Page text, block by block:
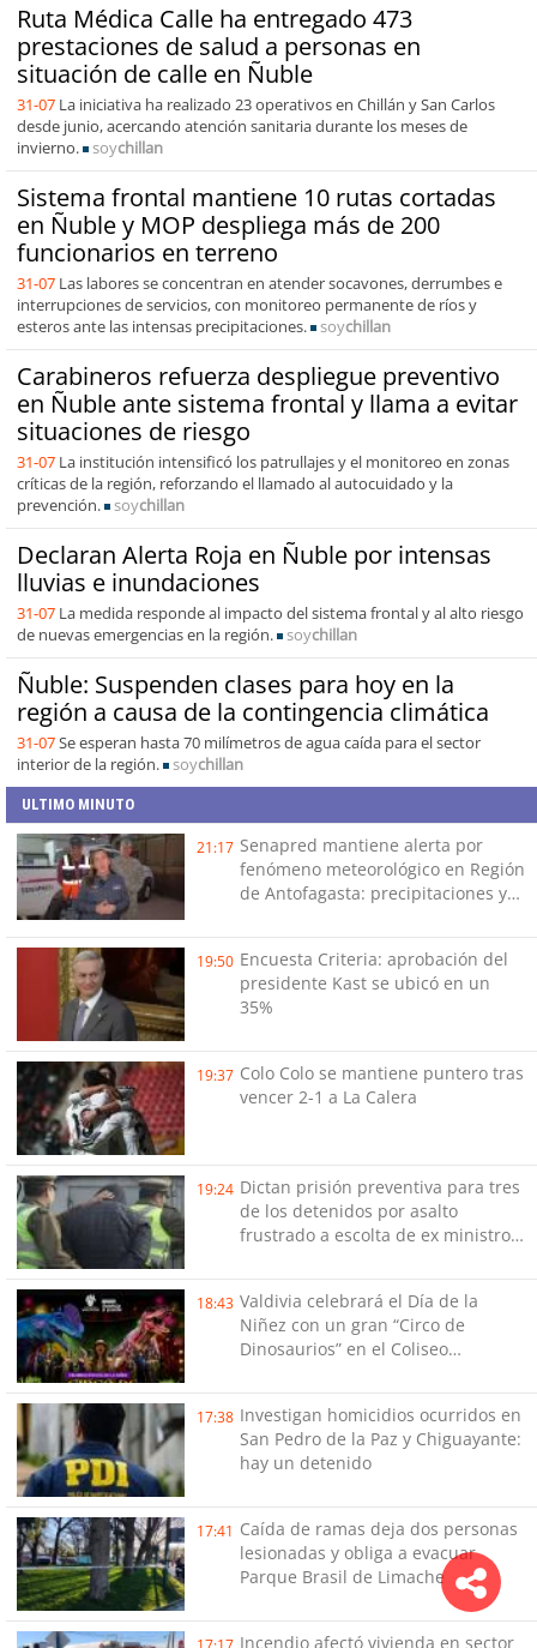
Ruta Médica Calle ha entregado 473
prestaciones de salud a personas en
situación de calle en Ñuble
31-07 La iniciativa ha realizado 23 operativos en Chillán y San Carlos
desde junio, acercando atención sanitaria durante los meses de
invierno.
soychillan
Sistema frontal mantiene 10 rutas cortadas
en Ñuble y MOP despliega más de 200
funcionarios en terreno
31-07 Las labores se concentran en atender socavones, derrumbes e
interrupciones de servicios, con monitoreo permanente de ríos y
esteros ante las intensas precipitaciones.
soychillan
Carabineros refuerza despliegue preventivo
en Ñuble ante sistema frontal y llama a evitar
situaciones de riesgo
31-07 La institución intensificó los patrullajes y el monitoreo en zonas
críticas de la región, reforzando el llamado al autocuidado y la
prevención.
soychillan
Declaran Alerta Roja en Ñuble por intensas
lluvias e inundaciones
31-07 La medida responde al impacto del sistema frontal y al alto riesgo
de nuevas emergencias en la región.
soychillan
Ñuble: Suspenden clases para hoy en la
región a causa de la contingencia climática
31-07Se esperan hasta 70 milímetros de agua caída para el sector
interior de la región.
soychillan
ULTIMO MINUTO
21:17 Senapred mantiene alerta por
fenómeno meteorológico en Región
de Antofagasta: precipitaciones y
19:50 Encuesta Criteria: aprobación del
presidente Kast se ubicó en un
35%
19:37 Colo Colo se mantiene puntero tras
vencer 2-1 a La Calera
19:24 Dictan prisión preventiva para tres
de los detenidos por asalto
frustrado a escolta de ex ministro
18:43 Valdivia celebrará el Día de la
Niñez con un gran “Circo de
Dinosaurios” en el Coliseo
17:38 Investigan homicidios ocurridos en
San Pedro de la Paz y Chiguayante:
hay un detenido
17:41 Caída de ramas deja dos personas
lesionadas y obliga a evacuar
Parque Brasil de Limache
Incendio afectó vivienda en sector